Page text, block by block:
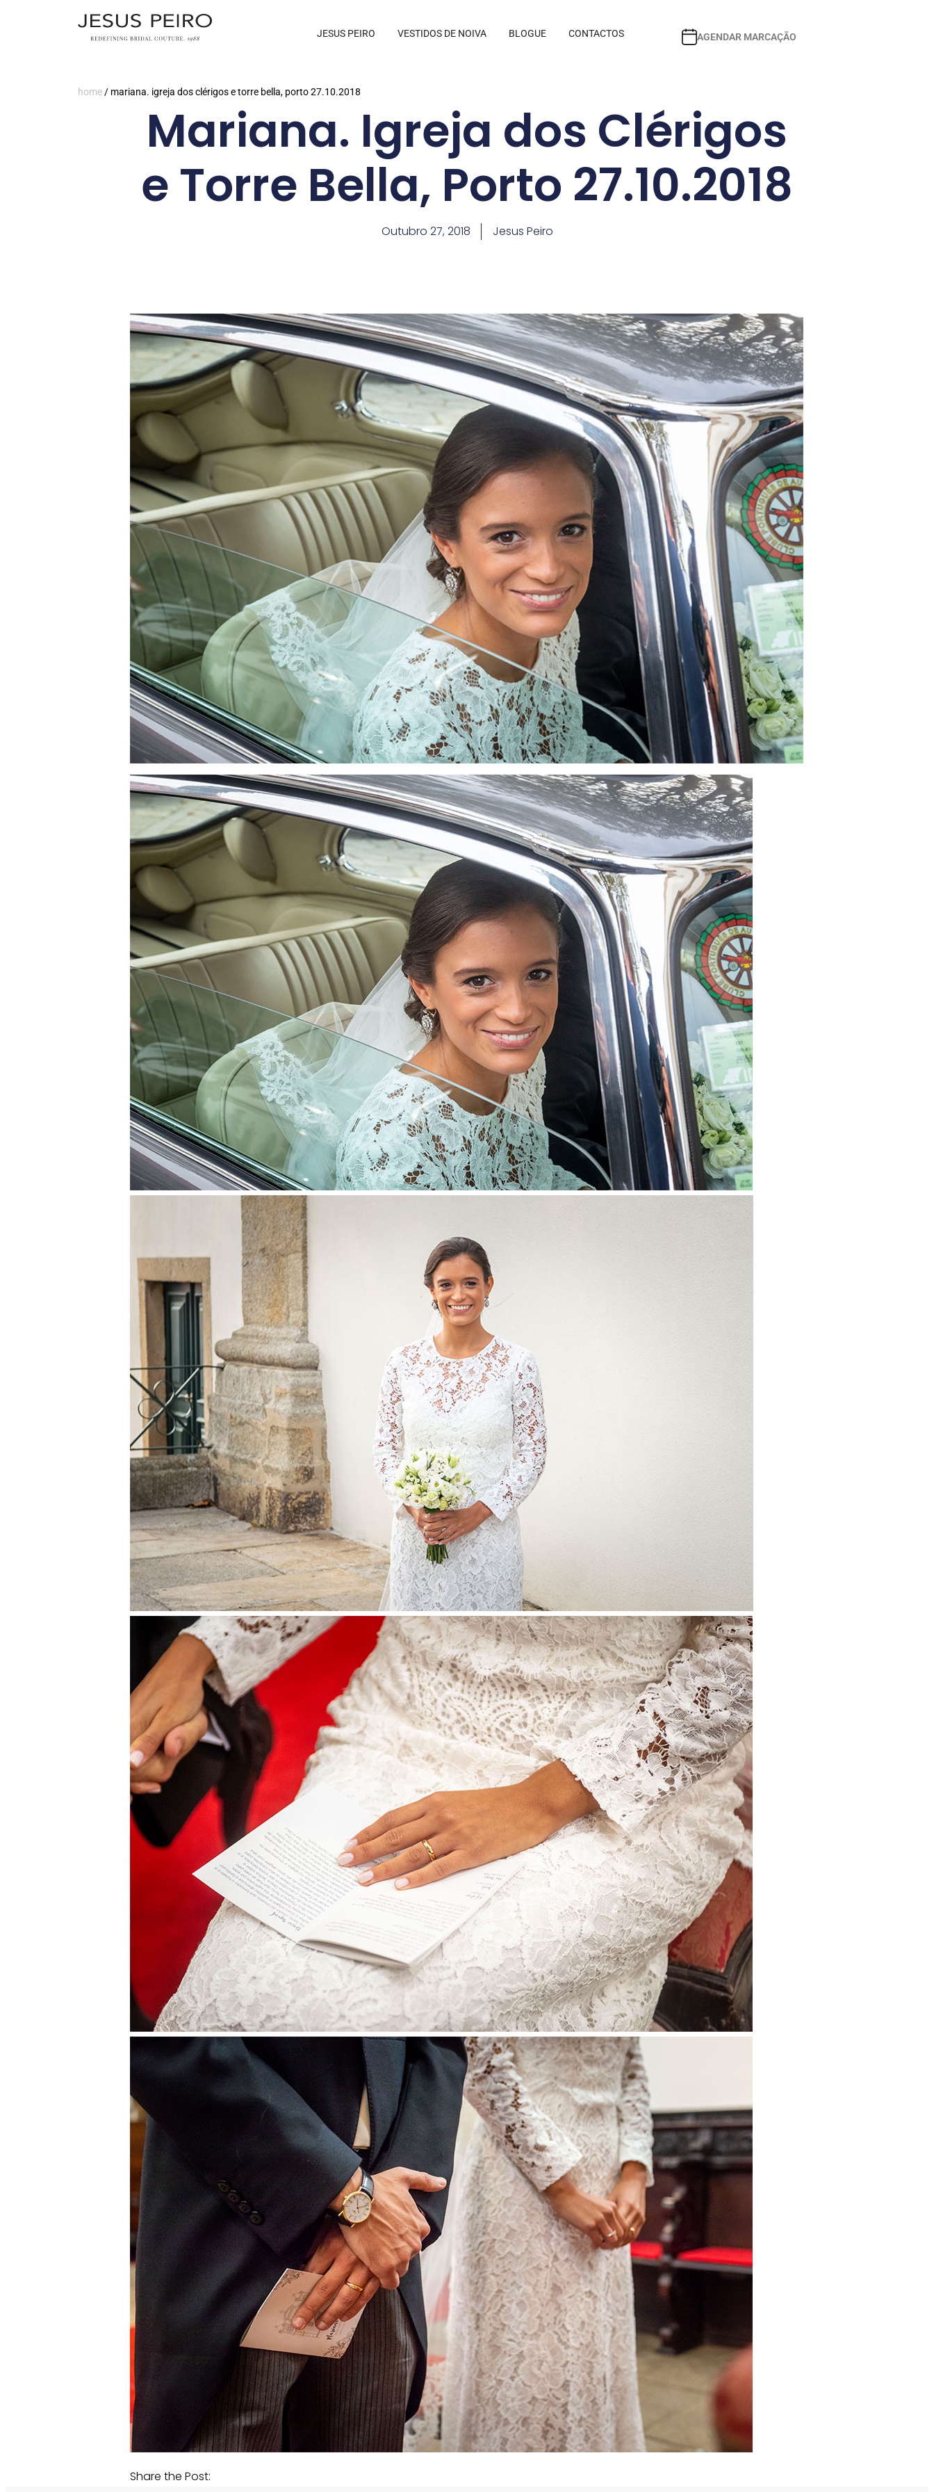
JESUS PEIRO VESTIDOS DE NOIVA BLOGUE CONTACTOS AGENDAR MARCAÇÃO
home / mariana. igreja dos clérigos e torre bella, porto 27.10.2018
Mariana. Igreja dos Clérigos
e Torre Bella, Porto 27.10.2018
Outubro 27, 2018 Jesus Peiro
Share the Post: